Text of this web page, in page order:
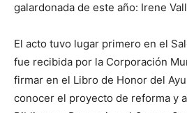
galardonada de este año: Irene
El acto tuvo lugar primero en el
fue recibida por la Corporación
firmar en el Libro de Honor del
conocer el proyecto de reforma y